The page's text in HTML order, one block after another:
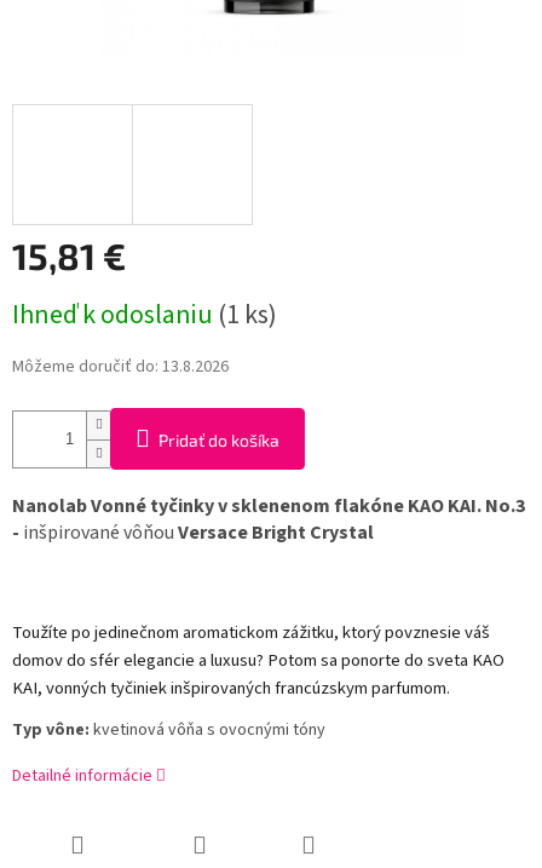
15,81 €
cena:
Ihneď k odoslaniu (1 ks)
Môžeme doručiť do: 13.8.2026
Pridať do košíka
Nanolab Vonné tyčinky v sklenenom flakóne KAO KAI. No.3
- inšpirované vôňouVersace Bright Crystal
Toužíte po jedinečnom aromatickom zážitku, ktorý povznesie váš
domov do sfér elegancie a luxusu? Potom sa ponorte do sveta KAO
KAI, vonných tyčiniek inšpirovaných francúzskym parfumom.
Typ vône: kvetinová vôňa s ovocnými tóny
Detailné informácie